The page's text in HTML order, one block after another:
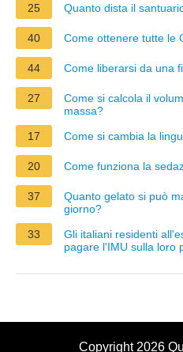
25 Quanto dista il
40 Come ottenere tutte le
44 Come liberarsi da una
27
Come si calcola il
massa?
17
Come si cambia la
20 Come funziona la
37
Quanto gelato si può
giorno?
33
Gli italiani residenti
pagare l'IMU sulla loro
Copyright 2026